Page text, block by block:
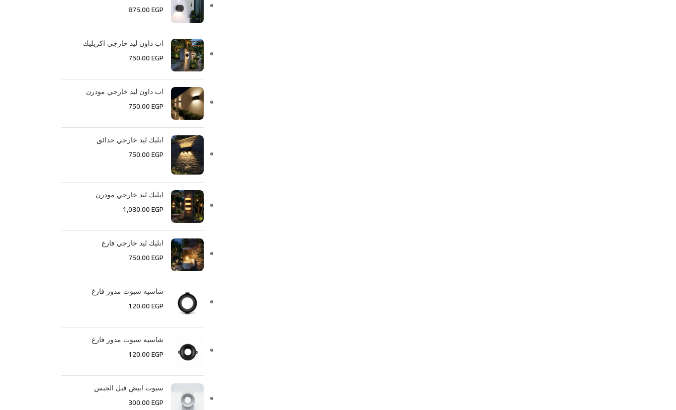
875.00EGP
اب داون ليد خارجي اكريليك
750.00EGP
اب داون ليد خارجي مودرن
750.00EGP
ابليك ليد خارجي حدائق
750.00EGP
ابليك ليد خارجي مودرن
1,030.00EGP
ابليك ليد خارجي فارغ
750.00EGP
شاسيه سبوت مدور فارغ
120.00EGP
شاسيه سبوت مدور فارغ
120.00EGP
سبوت ابيض قبل الجبس
300.00EGP